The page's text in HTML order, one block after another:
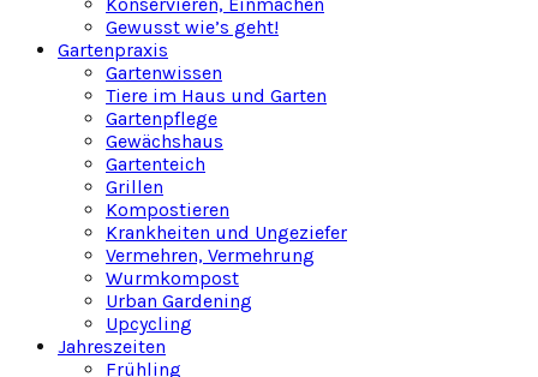
Gewusst wie’s geht!
Gartenpraxis
Gartenwissen
Tiere im Haus und Garten
Gartenpflege
Gewächshaus
Gartenteich
Grillen
Kompostieren
Krankheiten und Ungeziefer
Vermehren, Vermehrung
Wurmkompost
Urban Gardening
Upcycling
Jahreszeiten
Frühling